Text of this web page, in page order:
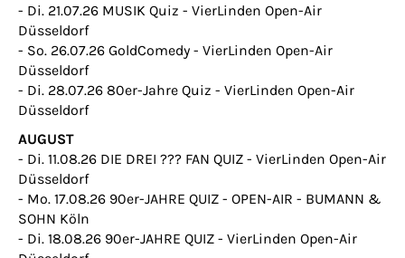
- Di. 21.07.26 MUSIK Quiz - VierLinden Open-Air
Düsseldorf
- So. 26.07.26 GoldComedy - VierLinden Open-Air
Düsseldorf
- Di. 28.07.26 80er-Jahre Quiz - VierLinden Open-Air
Düsseldorf
AUGUST
- Di. 11.08.26 DIE DREI ??? FAN QUIZ - VierLinden Open-Air
Düsseldorf
- Mo. 17.08.26 90er-JAHRE QUIZ - OPEN-AIR - BUMANN &
SOHN Köln
- Di. 18.08.26 90er-JAHRE QUIZ - VierLinden Open-Air